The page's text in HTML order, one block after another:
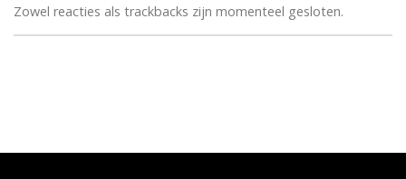
Zowel reacties als trackbacks zijn momenteel gesloten.